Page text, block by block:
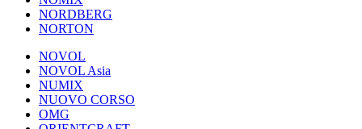
NORDBERG
NORTON
NOVOL
NOVOL Asia
NUMIX
NUOVO CORSO
OMG